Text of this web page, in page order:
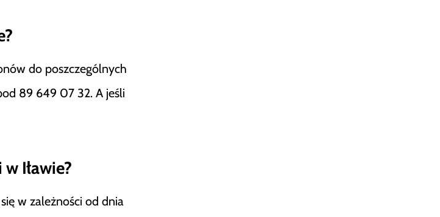
do poszczególnych
89 649 07 32. A jeśli
Iławie?
w zależności od dnia